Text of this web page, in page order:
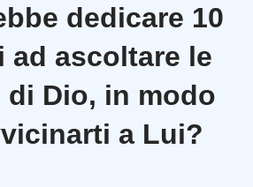
dedicare 10
ad ascoltare le
di Dio, in modo
a Lui?